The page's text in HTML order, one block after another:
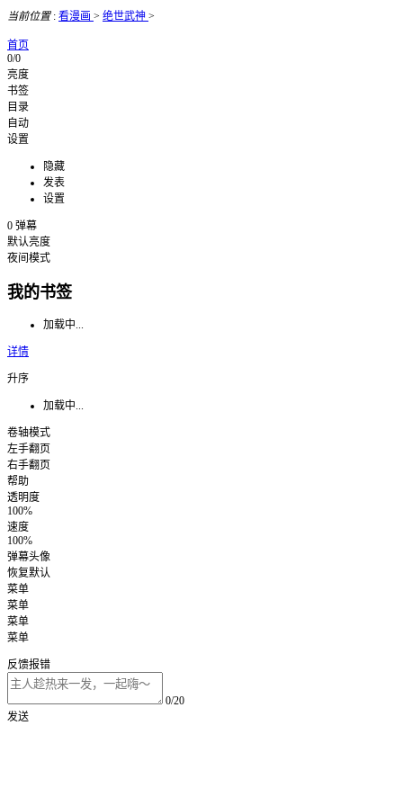
当前位置: 看漫画 > 绝世武神 >
首页
0/0
亮度
书签
目录
自动
设置
隐藏
发表
设置
0 弹幕
默认亮度
夜间模式
我的书签
加载中...
详情
升序
加载中...
卷轴模式
左手翻页
右手翻页
帮助
透明度
100%
速度
100%
弹幕头像
恢复默认
菜单
菜单
菜单
菜单
反馈报错
0/20
发送